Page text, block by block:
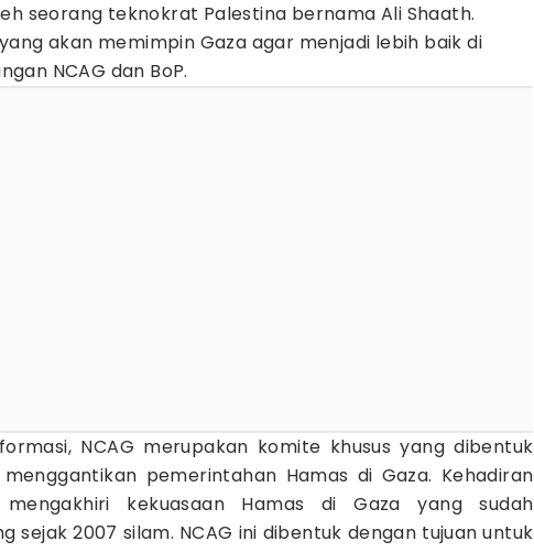
seorang teknokrat Palestina bernama Ali Shaath.
akan memimpin Gaza agar menjadi lebih baik di
NCAG dan BoP.
NCAG merupakan komite khusus yang dibentuk
pemerintahan Hamas di Gaza. Kehadiran
kekuasaan Hamas di Gaza yang sudah
sejak 2007 silam. NCAG ini dibentuk dengan tujuan untuk